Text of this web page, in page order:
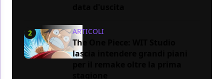
2 ARTICOLI
The One Piece: WIT Studio
lascia intendere grandi piani